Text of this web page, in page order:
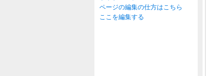
ページの編集の仕方はこちら
ここを編集する